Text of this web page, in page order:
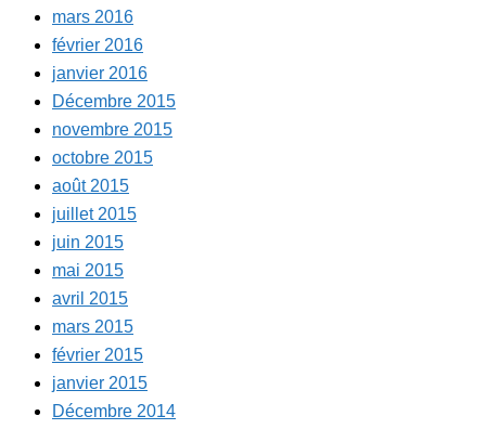
mars 2016
février 2016
janvier 2016
Décembre 2015
novembre 2015
octobre 2015
août 2015
juillet 2015
juin 2015
mai 2015
avril 2015
mars 2015
février 2015
janvier 2015
Décembre 2014